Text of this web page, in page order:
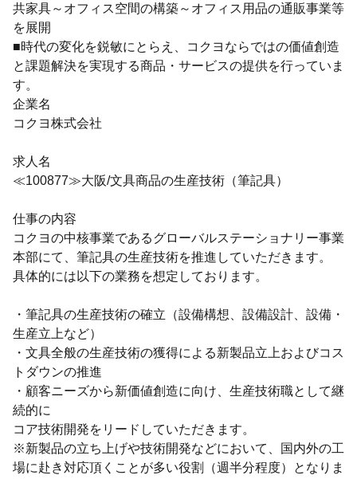
共家具～オフィス空間の構築～オフィス用品の通販事業等
を展開
■時代の変化を鋭敏にとらえ、コクヨならではの価値創造
と課題解決を実現する商品・サービスの提供を行っていま
す。
企業名
コクヨ株式会社
求人名
≪100877≫大阪/文具商品の生産技術（筆記具）
仕事の内容
コクヨの中核事業であるグローバルステーショナリー事業
本部にて、筆記具の生産技術を推進していただきます。
具体的には以下の業務を想定しております。
・筆記具の生産技術の確立（設備構想、設備設計、設備・
生産立上など）
・文具全般の生産技術の獲得による新製品立上およびコス
トダウンの推進
・顧客ニーズから新価値創造に向け、生産技術職として継
続的に
コア技術開発をリードしていただきます。
※新製品の立ち上げや技術開発などにおいて、国内外の工
場に赴き対応頂くことが多い役割（週半分程度）となりま